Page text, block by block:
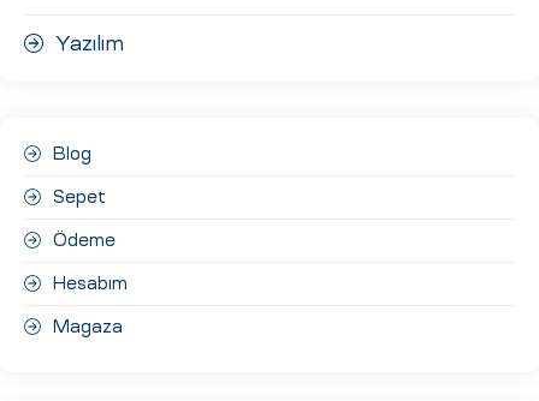
Yazılım
Blog
Sepet
Ödeme
Hesabım
Magaza